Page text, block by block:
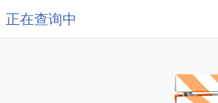
正在查询中